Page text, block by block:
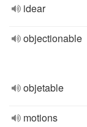
idear
objectionable
objetable
motions